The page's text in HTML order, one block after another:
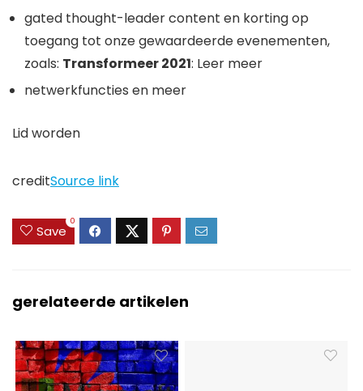
gated thought-leader content en korting op
toegang tot onze gewaardeerde evenementen,
zoals: Transformeer 2021: Leer meer
netwerkfuncties en meer
Lid worden
creditSource link
Save
0
gerelateerde artikelen